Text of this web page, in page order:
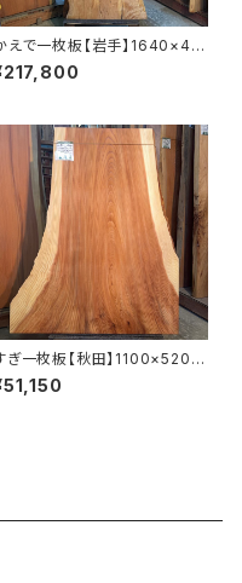
えで一枚板【岩手】1640×45
㎜【オイル塗装 仕
げ済み】
ぎ一枚板【秋田】1100×520~
㎜【オイル塗装 仕上げ
み】